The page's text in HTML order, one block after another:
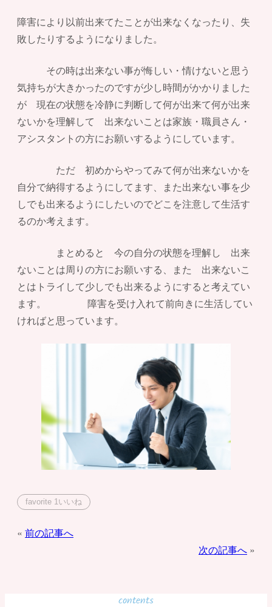
障害により以前出来てたことが出来なくなったり、失
敗したりするようになりました。
その時は出来ない事が悔しい・情けないと思う
気持ちが大きかったのですが少し時間がかかりました
が 現在の状態を冷静に判断して何が出来て何が出来
ないかを理解して 出来ないことは家族・職員さん・
アシスタントの方にお願いするようにしています。
ただ 初めからやってみて何が出来ないかを
自分で納得するようにしてます、また出来ない事を少
しでも出来るようにしたいのでどこを注意して生活す
るのか考えます。
まとめると 今の自分の状態を理解し 出来
ないことは周りの方にお願いする、また 出来ないこ
とはトライして少しでも出来るようにすると考えてい
ます。 障害を受け入れて前向きに生活してい
ければと思っています。
favorite 1いいね
投前の記事へ
次の記事へ
contents